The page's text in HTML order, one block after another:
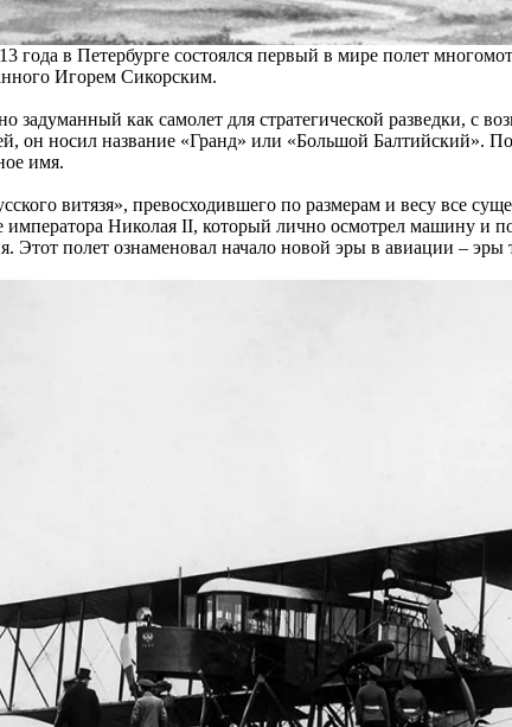
года в Петербурге состоялся первый в мире полет
Игорем Сикорским.
задуманный как самолет для стратегической разведки, с
он носил название «Гранд» или «Большой Балтийский».
имя.
витязя», превосходившего по размерам и весу все
императора Николая II, который лично осмотрел машину и
Этот полет ознаменовал начало новой эры в авиации – эры